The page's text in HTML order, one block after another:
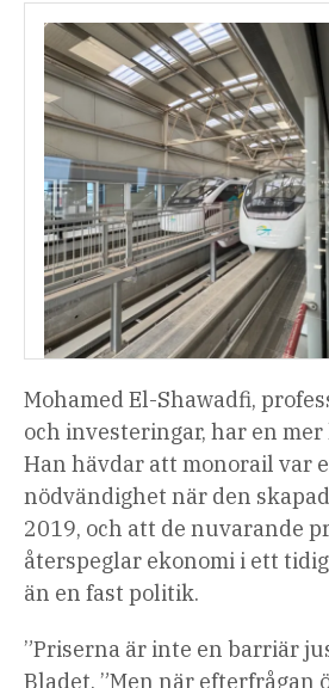
Mohamed El-Shawadfi,
och investeringar, har en
Han hävdar att monorail var
nödvändighet när den
2019, och att de nuvarande
återspeglar ekonomi i ett
än en fast politik.
”Priserna är inte en barriär
Bladet. ”Men när efterfrågan